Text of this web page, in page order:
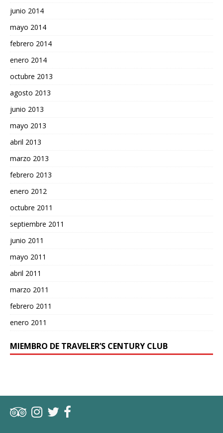
junio 2014
mayo 2014
febrero 2014
enero 2014
octubre 2013
agosto 2013
junio 2013
mayo 2013
abril 2013
marzo 2013
febrero 2013
enero 2012
octubre 2011
septiembre 2011
junio 2011
mayo 2011
abril 2011
marzo 2011
febrero 2011
enero 2011
MIEMBRO DE TRAVELER’S CENTURY CLUB